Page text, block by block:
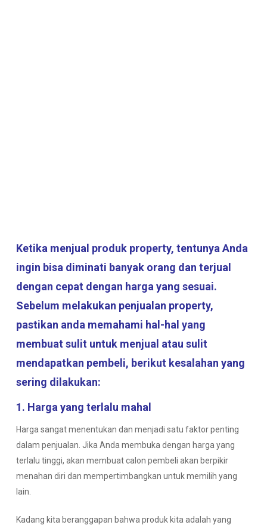
Ketika menjual produk property, tentunya Anda
ingin bisa diminati banyak orang dan terjual
dengan cepat dengan harga yang sesuai.
Sebelum melakukan penjualan property,
pastikan anda memahami hal-hal yang
membuat sulit untuk menjual atau sulit
mendapatkan pembeli, berikut kesalahan yang
sering dilakukan:
1. Harga yang terlalu mahal
Harga sangat menentukan dan menjadi satu faktor penting
dalam penjualan. Jika Anda membuka dengan harga yang
terlalu tinggi, akan membuat calon pembeli akan berpikir
menahan diri dan mempertimbangkan untuk memilih yang
lain.
Kadang kita beranggapan bahwa produk kita adalah yang